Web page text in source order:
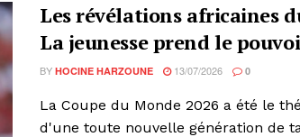
Les révélations africaines
La jeunesse prend le
BY HOCINE HARZOUNE 13/07/2026 0
La Coupe du Monde 2026 a été le
d'une toute nouvelle génération de